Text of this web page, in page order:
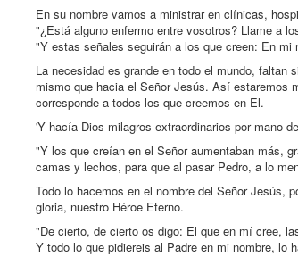
En su nombre vamos a ministrar en clínicas,
"¿Está alguno enfermo entre vosotros? Llame a
"Y estas señales seguirán a los que creen: En mi
La necesidad es grande en todo el mundo,
mismo que hacia el Señor Jesús. Así estaremos
corresponde a todos los que creemos en El.
'Y hacía Dios milagros extraordinarios por mano
"Y los que creían en el Señor aumentaban más,
camas y lechos, para que al pasar Pedro, a lo
Todo lo hacemos en el nombre del Señor Jesús,
gloria, nuestro Héroe Eterno.
"De cierto, de cierto os digo: El que en mí cree,
Y todo lo que pidiereis al Padre en mi nombre, lo